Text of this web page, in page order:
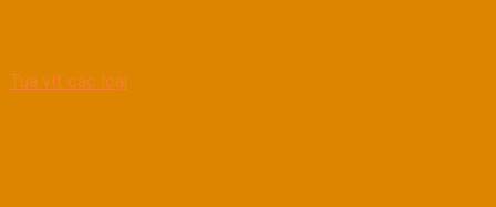
Tua vít các loại